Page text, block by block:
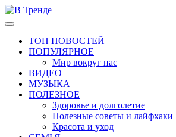
Перейти
к
Основное
ТОП НОВОСТЕЙ
ПОПУЛЯРНОЕ
Мир вокруг нас
ВИДЕО
МУЗЫКА
ПОЛЕЗНОЕ
Здоровье и долголетие
Полезные советы и лайфхаки
Красота и уход